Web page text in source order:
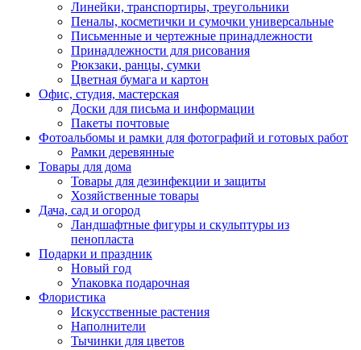
Линейки, транспортиры, треугольники
Пеналы, косметички и сумочки универсальные
Письменные и чертежные принадлежности
Принадлежности для рисования
Рюкзаки, ранцы, сумки
Цветная бумага и картон
Офис, студия, мастерская
Доски для письма и информации
Пакеты почтовые
Фотоальбомы и рамки для фотографий и готовых работ
Рамки деревянные
Товары для дома
Товары для дезинфекции и защиты
Хозяйственные товары
Дача, сад и огород
Ландшафтные фигуры и скульптуры из
пенопласта
Подарки и праздник
Новый год
Упаковка подарочная
Флористика
Искусственные растения
Наполнители
Тычинки для цветов